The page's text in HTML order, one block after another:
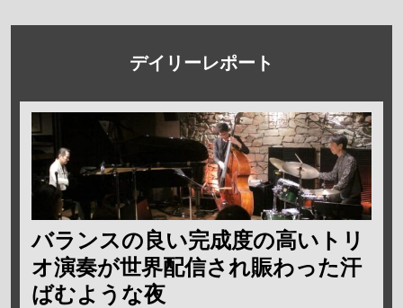
デイリーレポート
バランスの良い完成度の高いトリ
オ演奏が世界配信され賑わった汗
ばむような夜